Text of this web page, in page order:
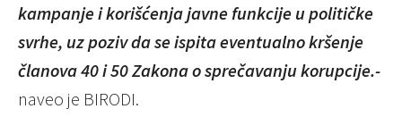
kampanje i korišćenja javne funkcije u političke
svrhe, uz poziv da se ispita eventualno kršenje
članova 40 i 50 Zakona o sprečavanju korupcije.-
naveo je BIRODI.